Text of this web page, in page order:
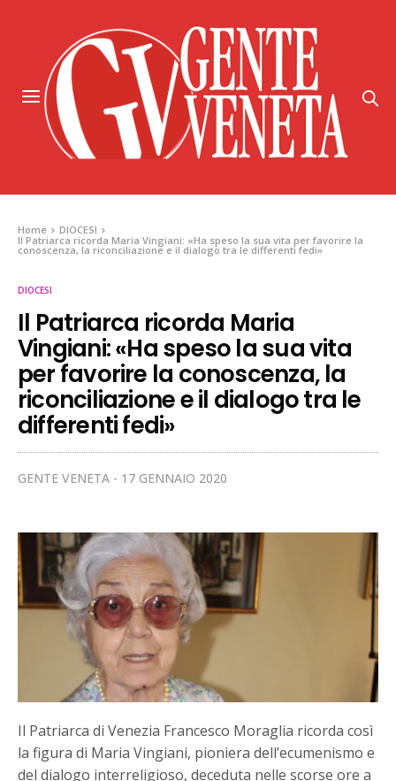
Home
DIOCESI
Il Patriarca ricorda Maria Vingiani: «Ha speso la sua vita per favorire la
conoscenza, la riconciliazione e il dialogo tra le differenti fedi»
DIOCESI
Il Patriarca ricorda Maria
Vingiani: «Ha speso la sua vita
per favorire la conoscenza, la
riconciliazione e il dialogo tra le
differenti fedi»
GENTE VENETA 17 GENNAIO 2020
Il Patriarca di Venezia Francesco Moraglia ricorda così
la figura di Maria Vingiani, pioniera dell’ecumenismo e
del dialogo interreligioso, deceduta nelle scorse ore a